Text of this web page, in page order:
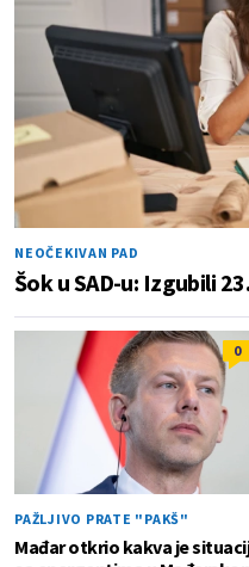
NEOČEKIVAN PAD
Šok u SAD-u: Izgubili
0
PAŽLJIVO PRATE "PAKŠ"
Mađar otkrio kakva je